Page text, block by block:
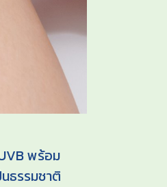
พร้อม
ธรรมชาติ